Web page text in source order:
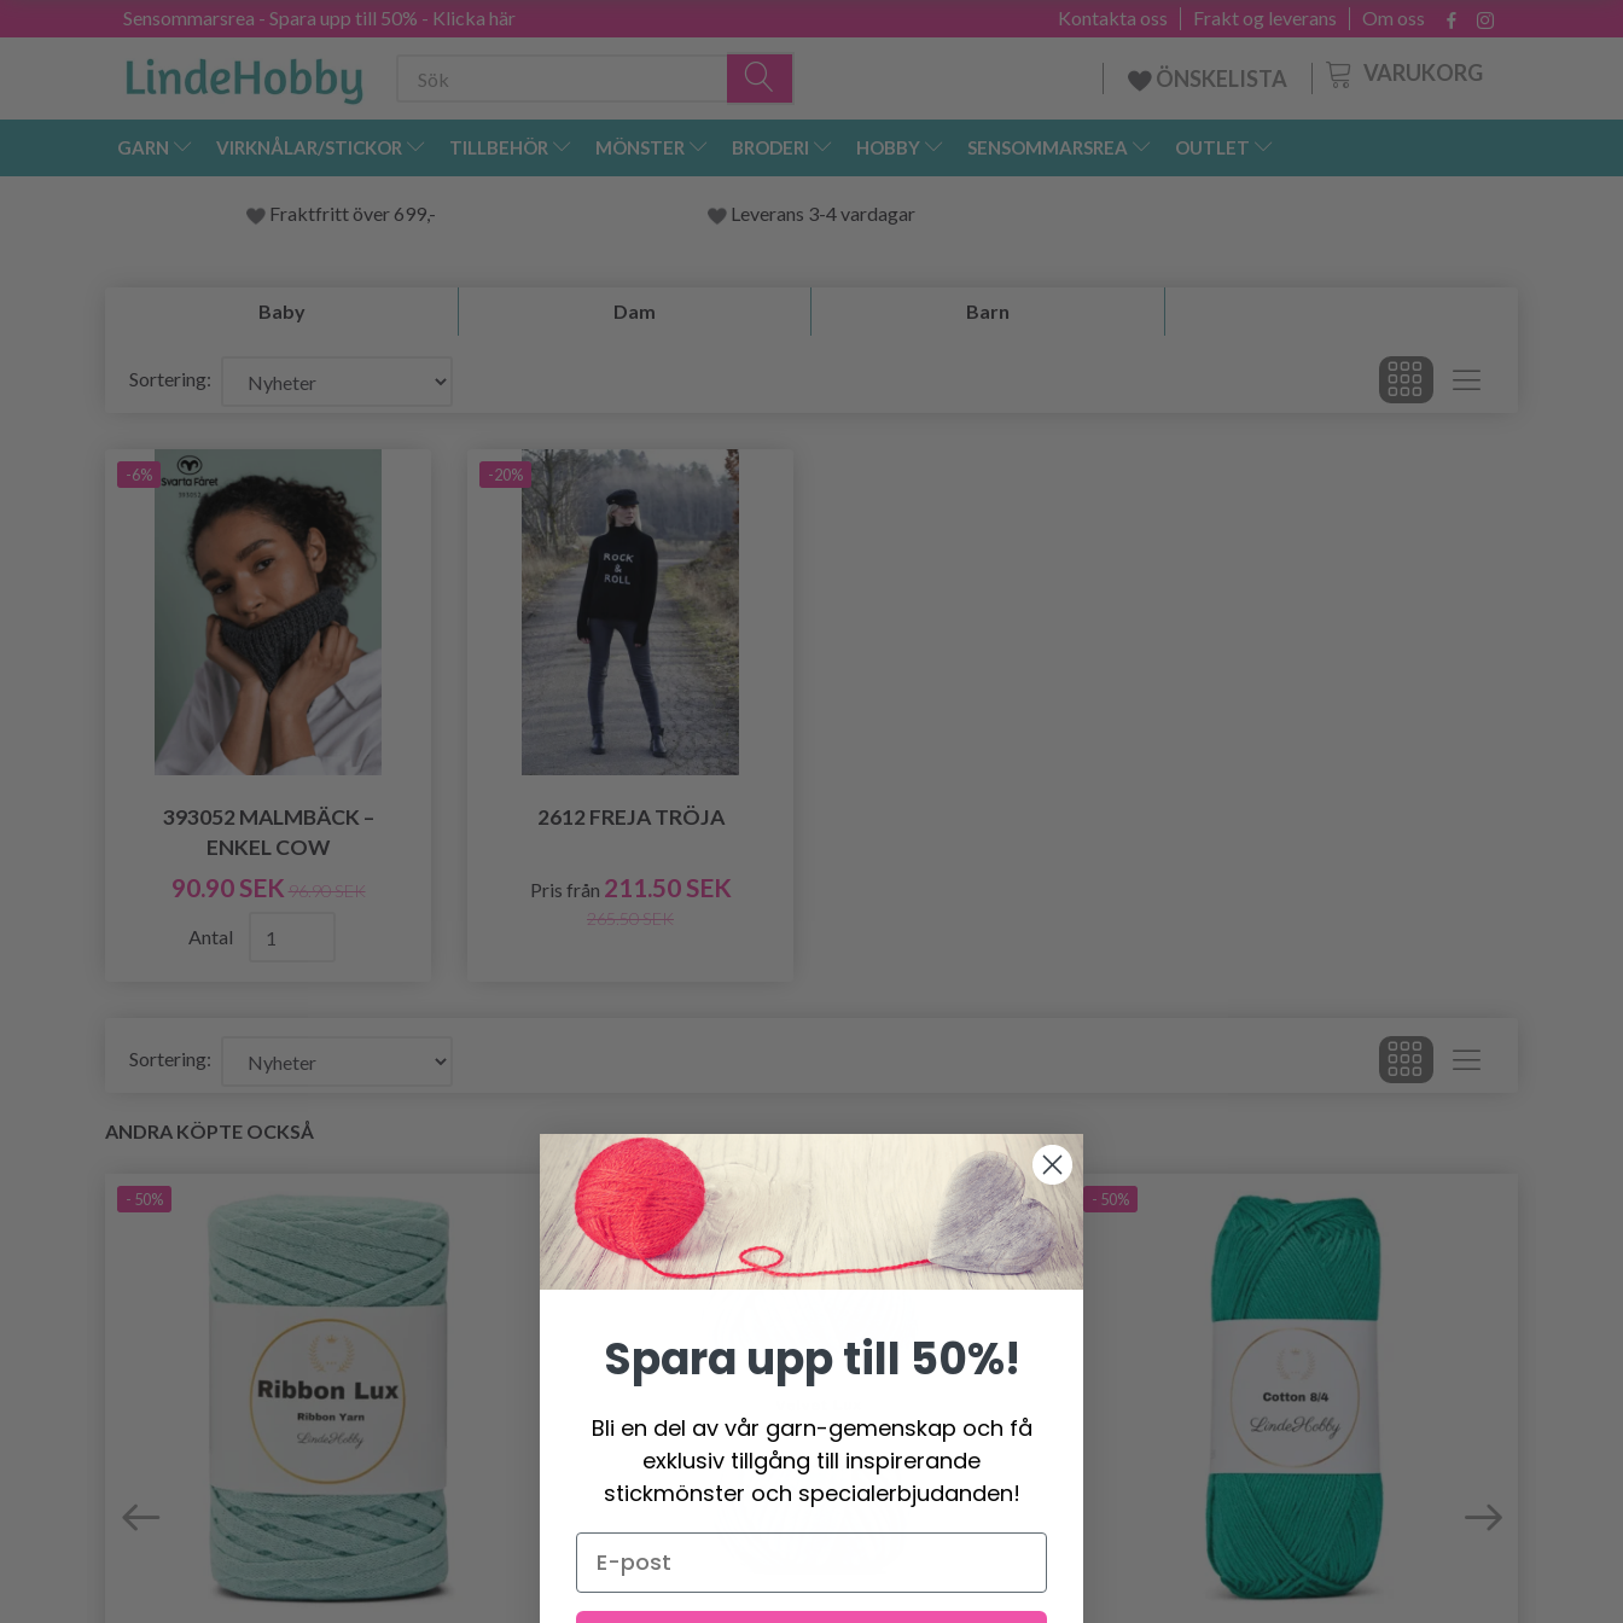
Sensommarsrea - Spara upp till 50% - Klicka här Om oss
Frakt og leverans
Kontakta oss
VARUKORG
ÖNSKELISTA
GARN VIRKNÅLAR/STICKOR TILLBEHÖR MÖNSTER BRODERI HOBBY SENSOMMARSREA OUTLET
Fraktfritt över 699,- Leverans 3-4 vardagar
Baby Dam Barn
Sortering:
-6%
393052 MALMBÄCK –
ENKEL COW
90.90 SEK 96.90 SEK
Antal
-20%
2612 FREJA TRÖJA
Pris från 211.50 SEK
265.50 SEK
Sortering:
ANDRA KÖPTE OCKSÅ
- 50% - 50%
Spara upp till 50%!
Bli en del av vår garn-gemenskap och få
exklusiv tillgång till inspirerande
stickmönster och specialerbjudanden!